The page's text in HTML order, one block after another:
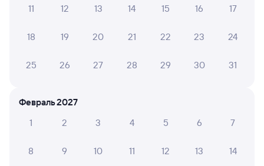
А ещё здесь можно найти
Обратные билеты из Ружино в Джелюмкен
Отели
11 12 13 14 15 16 17
18 19 20 21 22 23 24
25 26 27 28 29 30 31
Февраль 2027
1
2 3 4 5 6 7
8 9 10 11 12 13 14